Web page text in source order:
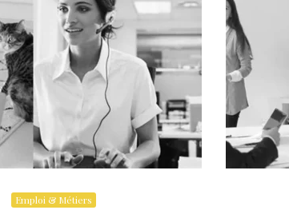
Emploi & Métiers